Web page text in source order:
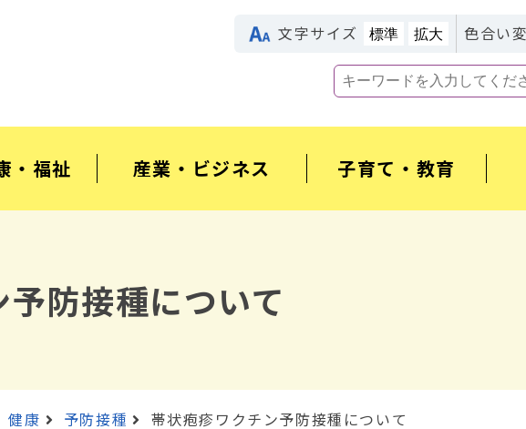
文字サイズ 標準 拡大 色合い
・福祉 産業・ビジネス 子育て・教育
防接種について
健康 予防接種 帯状疱疹ワクチン予防接種について